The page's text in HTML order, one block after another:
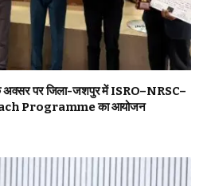
अवसर पर जिला-जशपुर में ISRO–NRSC–
Programme का आयोजन